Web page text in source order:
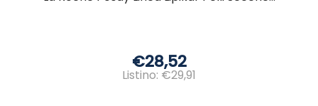
€28,52
Listino: €29,91